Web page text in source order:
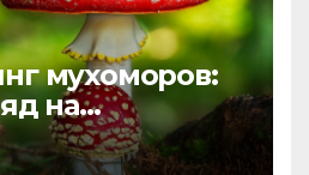
мухоморов:
на